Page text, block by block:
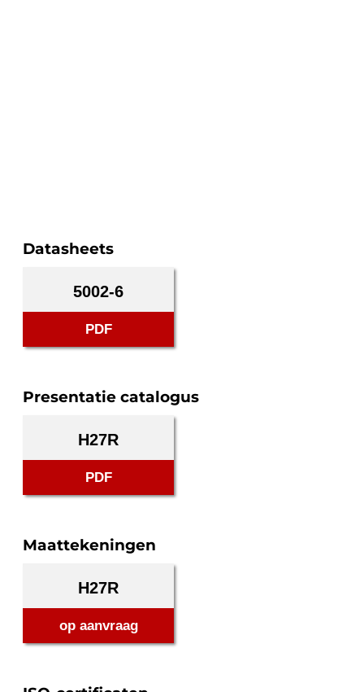
Datasheets
5002-6
PDF
Presentatie catalogus
H27R
PDF
Maattekeningen
H27R
op aanvraag